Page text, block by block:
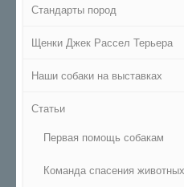
Стандарты пород
Щенки Джек Рассел Терьера
Наши собаки на выставках
Статьи
Первая помощь собакам
Команда спасения животных